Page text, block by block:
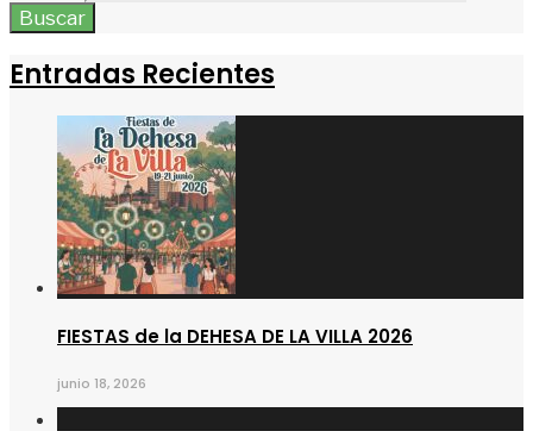
Buscar
Entradas Recientes
FIESTAS de la DEHESA DE LA VILLA 2026
junio 18, 2026